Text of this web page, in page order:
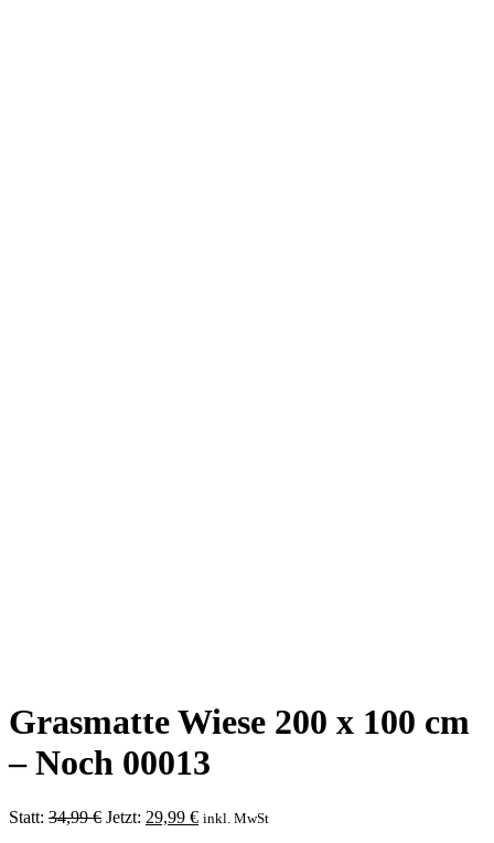
Grasmatte Wiese 200 x 100 cm
– Noch 00013
Statt: 34,99€ Ursprünglicher
Jetzt: 29,99 €Aktueller
inkl. MwSt